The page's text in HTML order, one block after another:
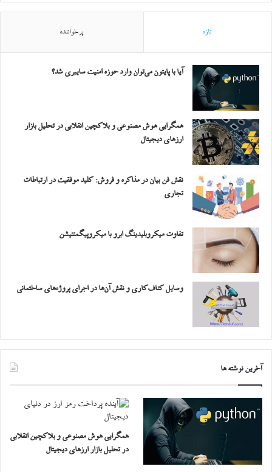
تازه پرخواننده
آیا با پایتون می‌توان وارد حوزه امنیت سایبری شد؟
همگرایی هوش مصنوعی و بلاکچین انقلابی در تحلیل بازار
ارزهای دیجیتال
نقش فن بیان در مذاکره و فروش: کلید موفقیت در ارتباطات
تجاری
تفاوت میکروبلیدینگ ابرو با میکروپیگمنتیشن
وسایل کناف‌کاری و نقش آن‌ها در اجرای پروژه‌های ساختمانی
آخرین نوشته ها
همگرایی هوش مصنوعی و بلاکچین انقلابی
در تحلیل بازار ارزهای دیجیتال